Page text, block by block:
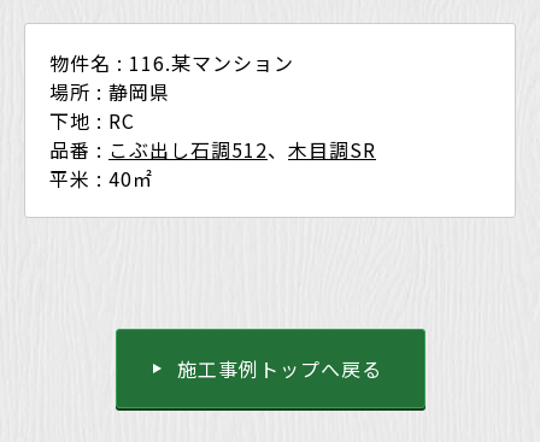
物件名 : 116.某マンション
場所 : 静岡県
下地 : RC
品番 : こぶ出し石調512、 木目調SR
平米 : 40㎡
施工事例トップへ戻る